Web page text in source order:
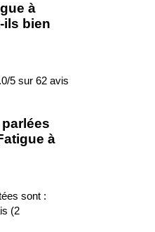
à
ils bien
5 sur 62 avis
à
sont :
(2